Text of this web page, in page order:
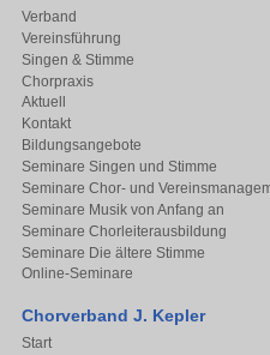
Verband
Vereinsführung
Singen & Stimme
Chorpraxis
Aktuell
Kontakt
Bildungsangebote
Seminare Singen und Stimme
Seminare Chor- und
Seminare Musik von Anfang an
Seminare Chorleiterausbildung
Seminare Die ältere Stimme
Online-Seminare
Chorverband J. Kepler
Start